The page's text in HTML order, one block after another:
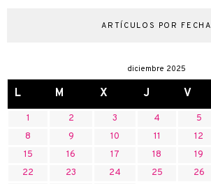
ARTÍCULOS POR FECHA
diciembre 2025
L M X J V
1 2 3 4 5
8
9 10 11 12
15
16 17 18 19
22
23 24 25 26